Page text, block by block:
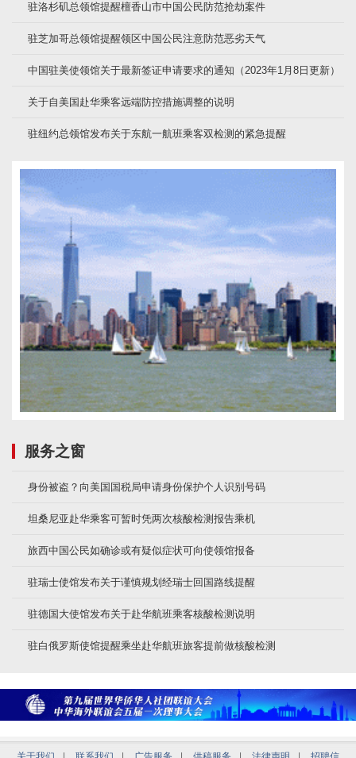
驻洛杉矶总领馆提醒檀香山市中国公民防范抢劫案件
驻芝加哥总领馆提醒领区中国公民注意防范恶劣天气
中国驻美使领馆关于最新签证申请要求的通知（2023年1月8日更新）
关于自美国赴华乘客远端防控措施调整的说明
驻纽约总领馆发布关于东航一航班乘客双检测的紧急提醒
服务之窗
身份被盗？向美国国税局申请身份保护个人识别号码
坦桑尼亚赴华乘客可暂时凭两次核酸检测报告乘机
旅西中国公民如确诊或有疑似症状可向使领馆报备
驻瑞士使馆发布关于谨慎规划经瑞士回国路线提醒
驻德国大使馆发布关于赴华航班乘客核酸检测说明
驻白俄罗斯使馆提醒乘坐赴华航班旅客提前做核酸检测